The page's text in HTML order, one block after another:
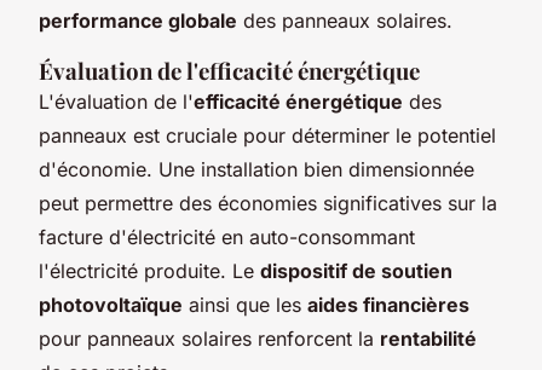
performance globale des panneaux solaires.
Évaluation de l'efficacité énergétique
L'évaluation de l'efficacité énergétique des
panneaux est cruciale pour déterminer le potentiel
d'économie. Une installation bien dimensionnée
peut permettre des économies significatives sur la
facture d'électricité en auto-consommant
l'électricité produite. Le dispositif de soutien
photovoltaïque ainsi que les aides financières
pour panneaux solaires renforcent la rentabilité